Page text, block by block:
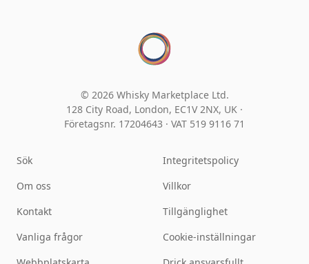
© 2026 Whisky Marketplace Ltd.
128 City Road, London, EC1V 2NX, UK ·
Företagsnr. 17204643 · VAT 519 9116 71
Sök
Om oss
Kontakt
Vanliga frågor
Integritetspolicy
Villkor
Tillgänglighet
Cookie-inställningar